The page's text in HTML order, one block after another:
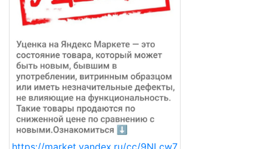
https://market.yandex.ru/cc/9NLcw7